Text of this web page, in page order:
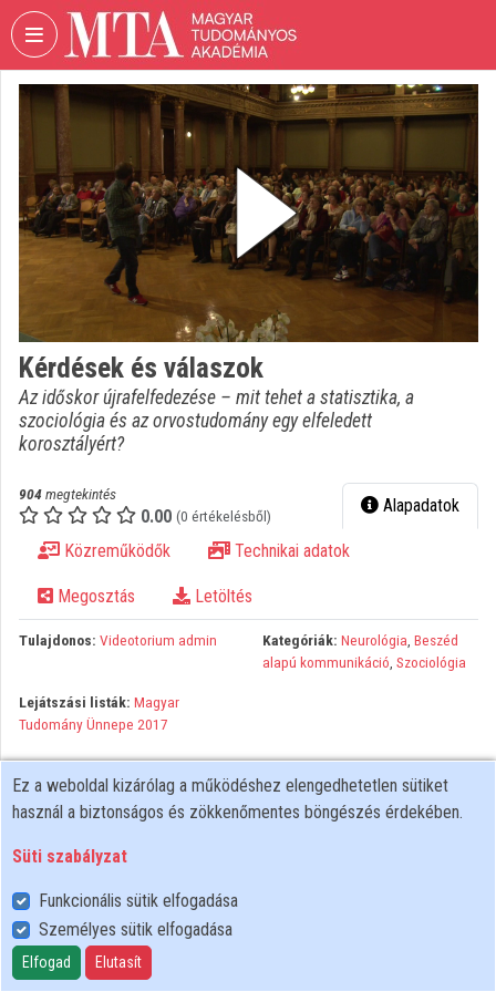
Fejléc kihagyása Menü kihagyása Tartalom kihagyása
TORIUM
MAGYAR
TUDOMÁNYOS
AKADÉMIA
Intézményi kezdőlap
Bejelentkezés
Kategóriák
Intézményi listák
Intézmények
Közreműködők
Kérdések és válaszok
Az időskor újrafelfedezése – mit tehet a statisztika, a
szociológia és az orvostudomány egy elfeledett
korosztályért?
904megtekintés
0.00 (0 értékelésből) Alapadatok
Közreműködők Technikai adatok
Megosztás Letöltés
Tulajdonos: Videotorium admin Kategóriák: Neurológia, Beszéd
alapú kommunikáció, Szociológia
Lejátszási listák: Magyar
Tudomány Ünnepe 2017
Felhasználói szabályzat
Adatkezelési tájékoztató
Süti szabályzat
Ez a weboldal kizárólag a működéshez elengedhetetlen sütiket
használ a biztonságos és zökkenőmentes böngészés érdekében.
Süti szabályzat
Funkcionális sütik elfogadása
Személyes sütik elfogadása
Elfogad Elutasít